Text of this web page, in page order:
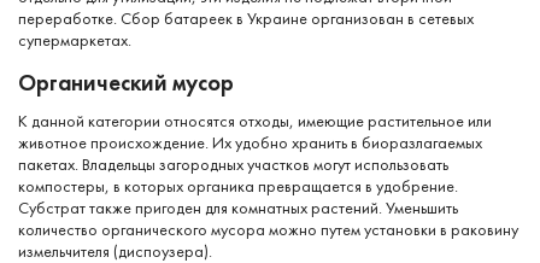
переработке. Сбор батареек в Украине организован в сетевых
супермаркетах.
Органический мусор
К данной категории относятся отходы, имеющие растительное или
животное происхождение. Их удобно хранить в биоразлагаемых
пакетах. Владельцы загородных участков могут использовать
компостеры, в которых органика превращается в удобрение.
Субстрат также пригоден для комнатных растений. Уменьшить
количество органического мусора можно путем установки в раковину
измельчителя (диспоузера).